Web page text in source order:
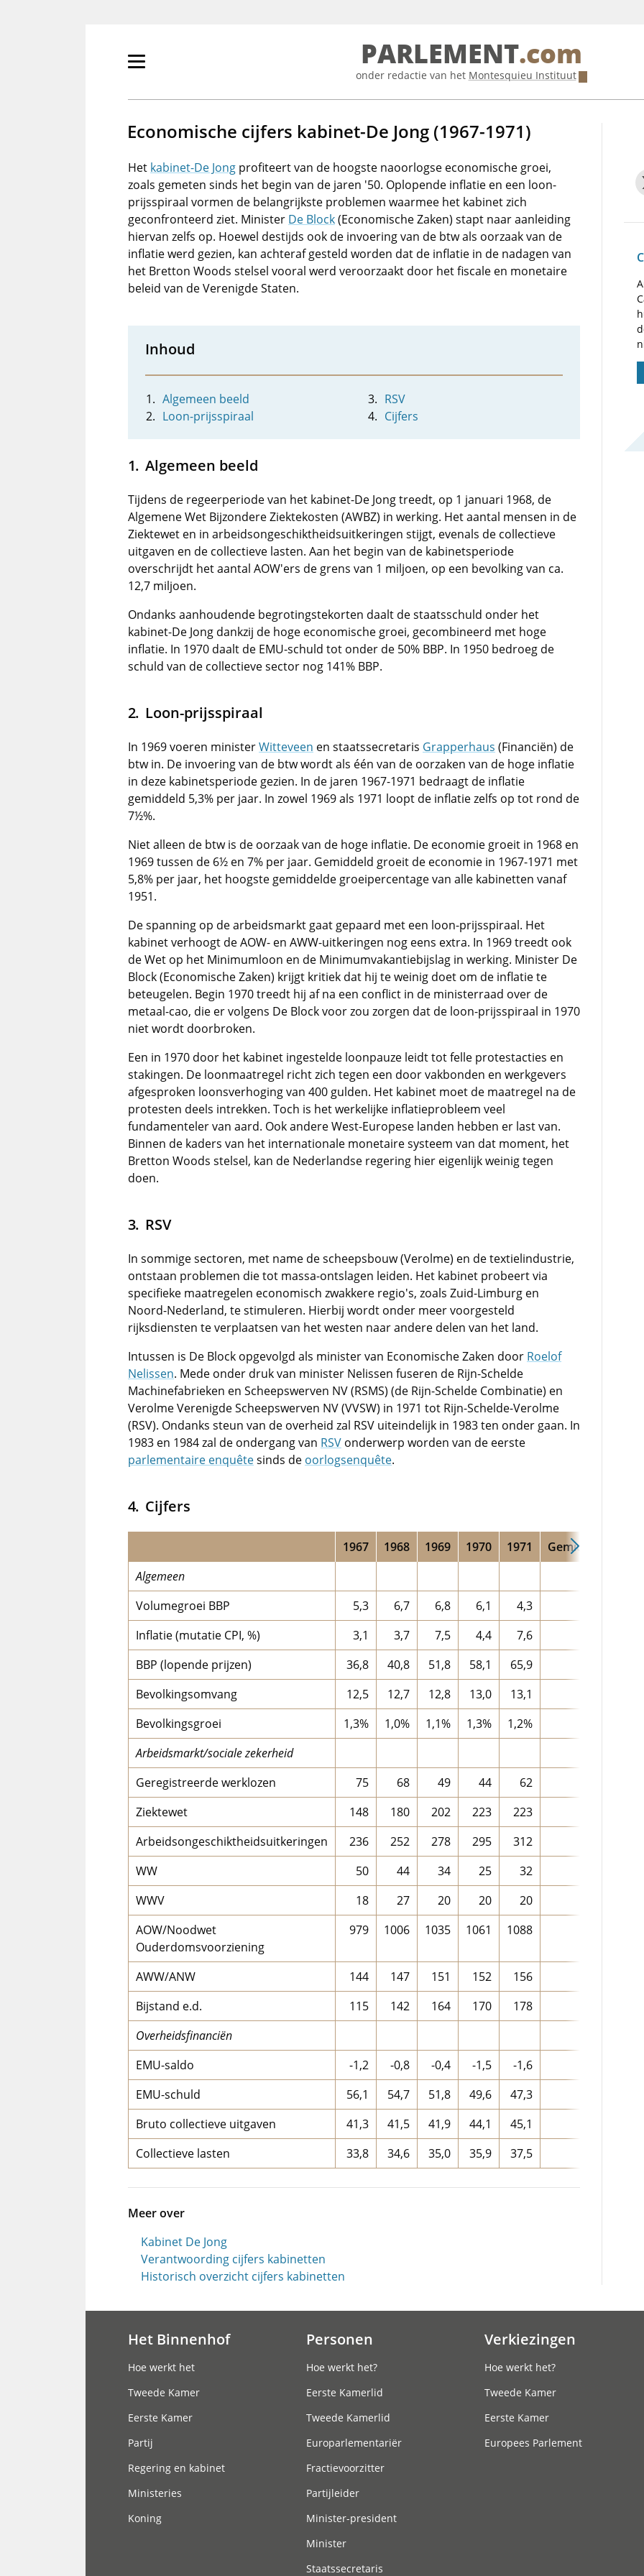
Primair
tonen/verbergen
PARLEMENT.com
onder redactie van het Montesquieu Instituut
Economische cijfers kabinet-De Jong (1967-1971)
Het kabinet-De Jong profiteert van de hoogste naoorlogse economische groei,
zoals gemeten sinds het begin van de jaren '50. Oplopende inflatie en een loon-
prijsspiraal vormen de belangrijkste problemen waarmee het kabinet zich
geconfronteerd ziet. Minister De Block(Economische Zaken) stapt naar aanleiding
hiervan zelfs op. Hoewel destijds ook de invoering van de btw als oorzaak van de
inflatie werd gezien, kan achteraf gesteld worden dat de inflatie in de nadagen van
het Bretton Woods stelsel vooral werd veroorzaakt door het fiscale en monetaire
beleid van de Verenigde Staten.
Inhoud
Algemeen beeld
Loon-prijsspiraal
RSV
Cijfers
Algemeen beeld
Tijdens de regeerperiode van het kabinet-De Jong treedt, op 1 januari 1968, de
Algemene Wet Bijzondere Ziektekosten (AWBZ) in werking. Het aantal mensen in de
Ziektewet en in arbeidsongeschiktheidsuitkeringen stijgt, evenals de collectieve
uitgaven en de collectieve lasten. Aan het begin van de kabinetsperiode
overschrijdt het aantal AOW'ers de grens van 1 miljoen, op een bevolking van ca.
12,7 miljoen.
Ondanks aanhoudende begrotingstekorten daalt de staatsschuld onder het
kabinet-De Jong dankzij de hoge economische groei, gecombineerd met hoge
inflatie. In 1970 daalt de EMU-schuld tot onder de 50% BBP. In 1950 bedroeg de
schuld van de collectieve sector nog 141% BBP.
Loon-prijsspiraal
In 1969 voeren ministerWitteveen en staatssecretaris Grapperhaus (Financiën) de
btw in. De invoering van de btw wordt als één van de oorzaken van de hoge inflatie
in deze kabinetsperiode gezien. In de jaren 1967-1971 bedraagt de inflatie
gemiddeld 5,3% per jaar. In zowel 1969 als 1971 loopt de inflatie zelfs op tot rond de
7½%.
Niet alleen de btw is de oorzaak van de hoge inflatie. De economie groeit in 1968 en
1969 tussen de 6½ en 7% per jaar. Gemiddeld groeit de economie in 1967-1971 met
5,8% per jaar, het hoogste gemiddelde groeipercentage van alle kabinetten vanaf
1951.
De spanning op de arbeidsmarkt gaat gepaard met een loon-prijsspiraal. Het
kabinet verhoogt de AOW- en AWW-uitkeringen nog eens extra. In 1969 treedt ook
de Wet op het Minimumloon en de Minimumvakantiebijslag in werking. Minister De
Block (Economische Zaken) krijgt kritiek dat hij te weinig doet om de inflatie te
beteugelen. Begin 1970 treedt hij af na een conflict in de ministerraad over de
metaal-cao, die er volgens De Block voor zou zorgen dat de loon-prijsspiraal in 1970
niet wordt doorbroken.
Een in 1970 door het kabinet ingestelde loonpauze leidt tot felle protestacties en
stakingen. De loonmaatregel richt zich tegen een door vakbonden en werkgevers
afgesproken loonsverhoging van 400 gulden. Het kabinet moet de maatregel na de
protesten deels intrekken. Toch is het werkelijke inflatieprobleem veel
fundamenteler van aard. Ook andere West-Europese landen hebben er last van.
Binnen de kaders van het internationale monetaire systeem van dat moment, het
Bretton Woods stelsel, kan de Nederlandse regering hier eigenlijk weinig tegen
doen.
RSV
In sommige sectoren, met name de scheepsbouw (Verolme) en de textielindustrie,
ontstaan problemen die tot massa-ontslagen leiden. Het kabinet probeert via
specifieke maatregelen economisch zwakkere regio's, zoals Zuid-Limburg en
Noord-Nederland, te stimuleren. Hierbij wordt onder meer voorgesteld
rijksdiensten te verplaatsen van het westen naar andere delen van het land.
Intussen is De Block opgevolgd als minister van Economische Zaken door Roelof
Nelissen. Mede onder druk van minister Nelissen fuseren de Rijn-Schelde
Machinefabrieken en Scheepswerven NV (RSMS) (de Rijn-Schelde Combinatie) en
Verolme Verenigde Scheepswerven NV (VVSW) in 1971 tot Rijn-Schelde-Verolme
(RSV). Ondanks steun van de overheid zal RSV uiteindelijk in 1983 ten onder gaan. In
1983 en 1984 zal de ondergang van RSV onderwerp worden van de eerste
parlementaire enquêtesinds de oorlogsenquête.
Cijfers
1967 1968 1969 1970 1971 Gemiddeld
Algemeen
Volumegroei BBP
5,3 6,7 6,8 6,1 4,3
Inflatie (mutatie CPI, %)
3,1 3,7 7,5 4,4 7,6
BBP (lopende prijzen)
36,8 40,8 51,8 58,1 65,9
Bevolkingsomvang
12,5 12,7 12,8 13,0 13,1
Bevolkingsgroei
1,3% 1,0% 1,1% 1,3% 1,2%
Arbeidsmarkt/sociale zekerheid
Geregistreerde werklozen
75 68 49 44 62
Ziektewet
148 180 202 223 223
Arbeidsongeschiktheidsuitkeringen
236 252 278 295 312
WW
50 44 34 25 32
WWV
18 27 20 20 20
AOW/Noodwet
Ouderdomsvoorziening
979 1006 1035 1061 1088
AWW/ANW 144 147 151 152 156
Bijstand e.d.
115 142 164 170 178
Overheidsfinanciën
EMU-saldo
-1,2 -0,8 -0,4 -1,5 -1,6
EMU-schuld
56,1 54,7 51,8 49,6 47,3
Bruto collectieve uitgaven
41,3 41,5 41,9 44,1 45,1
Collectieve lasten
33,8 34,6 35,0 35,9 37,5
Meer over
Kabinet De Jong
Verantwoording cijfers kabinetten
Historisch overzicht cijfers kabinetten
Het Binnenhof
Hoe werkt het
Tweede Kamer
Eerste Kamer
Partij
Regering en kabinet
Ministeries
Koning
Personen
Hoe werkt het?
Eerste Kamerlid
Tweede Kamerlid
Europarlementariër
Fractievoorzitter
Partijleider
Minister-president
Minister
Staatssecretaris
Verkiezingen
Hoe werkt het?
Tweede Kamer
Eerste Kamer
Europees Parlement